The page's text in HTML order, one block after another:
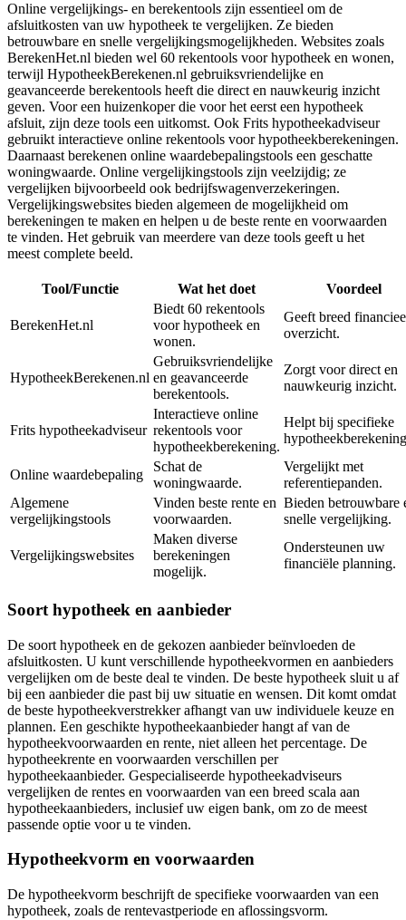
Online vergelijkings- en berekentools zijn essentieel om de
afsluitkosten van uw hypotheek te vergelijken. Ze bieden
betrouwbare en snelle vergelijkingsmogelijkheden. Websites zoals
BerekenHet.nl bieden wel 60 rekentools voor hypotheek en wonen,
terwijl HypotheekBerekenen.nl gebruiksvriendelijke en
geavanceerde berekentools heeft die direct en nauwkeurig inzicht
geven. Voor een huizenkoper die voor het eerst een hypotheek
afsluit, zijn deze tools een uitkomst. Ook Frits hypotheekadviseur
gebruikt interactieve online rekentools voor hypotheekberekeningen.
Daarnaast berekenen online waardebepalingstools een geschatte
woningwaarde. Online vergelijkingstools zijn veelzijdig; ze
vergelijken bijvoorbeeld ook bedrijfswagenverzekeringen.
Vergelijkingswebsites bieden algemeen de mogelijkheid om
berekeningen te maken en helpen u de beste rente en voorwaarden
te vinden. Het gebruik van meerdere van deze tools geeft u het
meest complete beeld.
Tool/Functie Wat het doet Voordeel
BerekenHet.nl
Biedt 60 rekentools
voor hypotheek en
wonen.
Geeft breed
overzicht.
HypotheekBerekenen.nl
Gebruiksvriendelijke
en geavanceerde
berekentools.
Zorgt voor direct en
nauwkeurig inzicht.
Frits hypotheekadviseur
Interactieve online
rekentools voor
hypotheekberekening.
Helpt bij specifieke
Online waardebepaling
Schat de
woningwaarde.
Vergelijkt met
referentiepanden.
Algemene
vergelijkingstools
Vinden beste rente en
voorwaarden.
Bieden betrouwbare
snelle vergelijking.
Vergelijkingswebsites
Maken diverse
berekeningen
mogelijk.
Ondersteunen uw
financiële planning.
Soort hypotheek en aanbieder
De soort hypotheek en de gekozen aanbieder beïnvloeden de
afsluitkosten. U kunt verschillende hypotheekvormen en aanbieders
vergelijken om de beste deal te vinden. De beste hypotheek sluit u af
bij een aanbieder die past bij uw situatie en wensen. Dit komt omdat
de beste hypotheekverstrekker afhangt van uw individuele keuze en
plannen. Een geschikte hypotheekaanbieder hangt af van de
hypotheekvoorwaarden en rente, niet alleen het percentage. De
hypotheekrente en voorwaarden verschillen per
hypotheekaanbieder. Gespecialiseerde hypotheekadviseurs
vergelijken de rentes en voorwaarden van een breed scala aan
hypotheekaanbieders, inclusief uw eigen bank, om zo de meest
passende optie voor u te vinden.
Hypotheekvorm en voorwaarden
De hypotheekvorm beschrijft de specifieke voorwaarden van een
hypotheek, zoals de rentevastperiode en aflossingsvorm.